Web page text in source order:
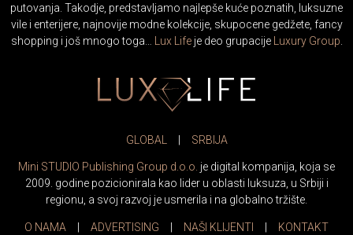
putovanja. Takodje, predstavljamo najlepše kuće poznatih, luksuzne
vile i enterijere, najnovije modne kolekcije, skupocene gedžete, fancy
shopping i još mnogo toga… Lux Lifeje deo grupacije Luxury Group.
GLOBAL SRBIJA
Mini STUDIO Publishing Group d.o.o. je digital kompanija, koja se
2009. godine pozicionirala kao lider u oblasti luksuza, u Srbiji i
regionu, a svoj razvoj je usmerila i na globalno tržište.
O NAMA ADVERTISING NAŠI KLIJENTI KONTAKT